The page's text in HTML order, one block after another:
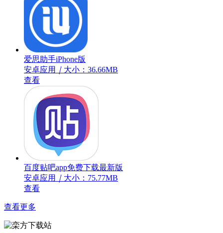
爱思助手iPhone版
安卓应用 ｜ 大小：36.66MB
查看
百度贴吧app免费下载最新版
安卓应用 ｜ 大小：75.77MB
查看
查看更多